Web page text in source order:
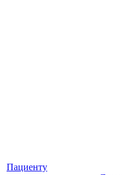
Пациенту